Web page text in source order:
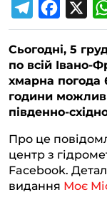
e
l
e
g
r
a
m
a
c
e
b
o
o
k
Сьогодні, 5
по всій Івано-
хмарна погода
години
південно-
Про це
центр з
Facebook.
видання Моє